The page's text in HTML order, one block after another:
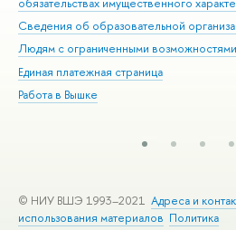
Сведения об образовательной
Людям с ограниченными
Единая платежная страница
Работа в Вышке
© НИУ ВШЭ 1993–2021 Адреса и
использования материалов Политика